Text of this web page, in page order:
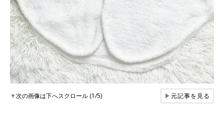
▼次の画像は下へスクロール (1/5) ▶元記事を見る